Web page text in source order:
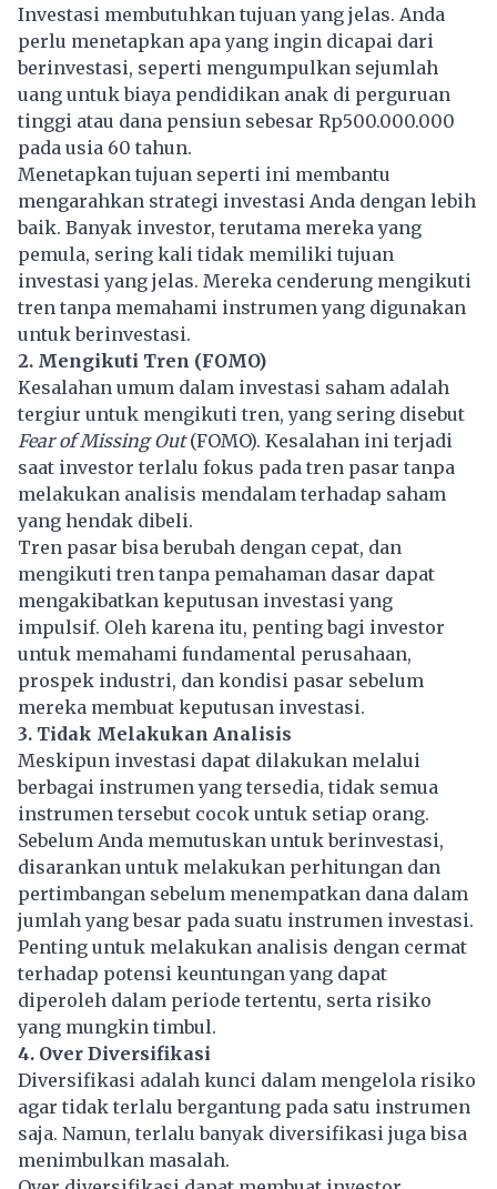
Investasi membutuhkan tujuan yang jelas. Anda
perlu menetapkan apa yang ingin dicapai dari
berinvestasi, seperti mengumpulkan sejumlah
uang untuk biaya pendidikan anak di perguruan
tinggi atau dana pensiun sebesar Rp500.000.000
pada usia 60 tahun.
Menetapkan tujuan seperti ini membantu
mengarahkan strategi investasi Anda dengan lebih
baik. Banyak investor, terutama mereka yang
pemula, sering kali tidak memiliki tujuan
investasi yang jelas. Mereka cenderung mengikuti
tren tanpa memahami instrumen yang digunakan
untuk berinvestasi.
2. Mengikuti Tren (FOMO)
Kesalahan umum dalam investasi saham adalah
tergiur untuk mengikuti tren, yang sering disebut
Fear of Missing Out(FOMO). Kesalahan ini terjadi
saat investor terlalu fokus pada tren pasar tanpa
melakukan analisis mendalam terhadap saham
yang hendak dibeli.
Tren pasar bisa berubah dengan cepat, dan
mengikuti tren tanpa pemahaman dasar dapat
mengakibatkan keputusan investasi yang
impulsif. Oleh karena itu, penting bagi investor
untuk memahami fundamental perusahaan,
prospek industri, dan kondisi pasar sebelum
mereka membuat keputusan investasi.
3. Tidak Melakukan Analisis
Meskipun investasi dapat dilakukan melalui
berbagai instrumen yang tersedia, tidak semua
instrumen tersebut cocok untuk setiap orang.
Sebelum Anda memutuskan untuk berinvestasi,
disarankan untuk melakukan perhitungan dan
pertimbangan sebelum menempatkan dana dalam
jumlah yang besar pada suatu instrumen investasi.
Penting untuk melakukan analisis dengan cermat
terhadap potensi keuntungan yang dapat
diperoleh dalam periode tertentu, serta risiko
yang mungkin timbul.
4. Over Diversifikasi
Diversifikasi adalah kunci dalam mengelola risiko
agar tidak terlalu bergantung pada satu instrumen
saja. Namun, terlalu banyak diversifikasi juga bisa
menimbulkan masalah.